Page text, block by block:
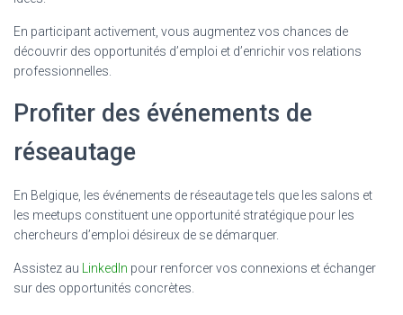
En participant activement, vous augmentez vos chances de
découvrir des opportunités d’emploi et d’enrichir vos relations
professionnelles.
Profiter des événements de
réseautage
En Belgique, les événements de réseautage tels que les salons et
les meetups constituent une opportunité stratégique pour les
chercheurs d’emploi désireux de se démarquer.
Assistez au LinkedIn pour renforcer vos connexions et échanger
sur des opportunités concrètes.